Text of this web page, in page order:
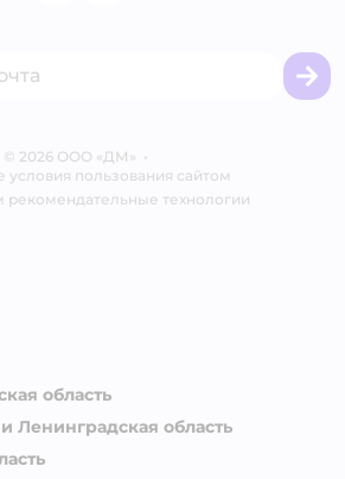
Блог
Корм для собак
© 2026 ООО «ДМ» •
условия пользования сайтом
рекомендательные технологии
область
Ленинградская область